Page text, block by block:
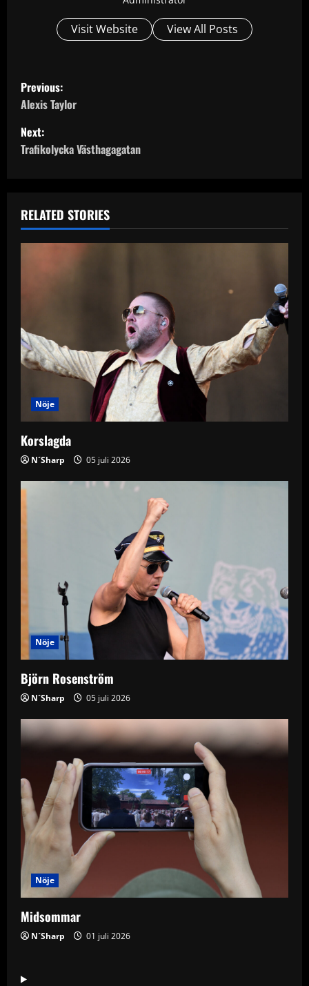
Visit Website View All Posts
P
o
s
a
a
t
o
n
Previous:
Alexis Taylor
Next:
Trafikolycka Västhagagatan
RELATED STORIES
Nöje
Korslagda
N´Sharp 05 juli 2026
Nöje
Björn Rosenström
N´Sharp 05 juli 2026
Nöje
Midsommar
N´Sharp 01 juli 2026